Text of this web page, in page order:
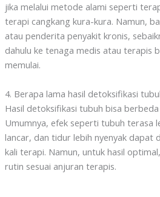
jika melalui metode alami seperti
terapi cangkang kura-kura. Namun,
atau penderita penyakit kronis,
dahulu ke tenaga medis atau terapis
memulai.
4. Berapa lama hasil detoksifikasi
Hasil detoksifikasi tubuh bisa
Umumnya, efek seperti tubuh terasa
lancar, dan tidur lebih nyenyak dapat
kali terapi. Namun, untuk hasil
rutin sesuai anjuran terapis.